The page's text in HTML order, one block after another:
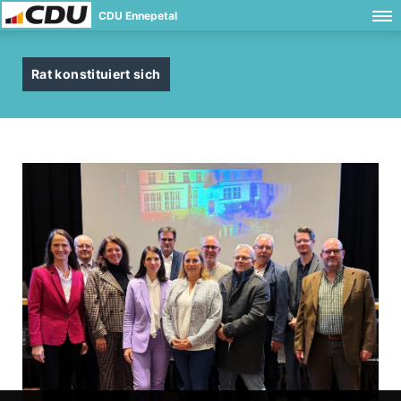
CDU Ennepetal
Rat konstituiert sich